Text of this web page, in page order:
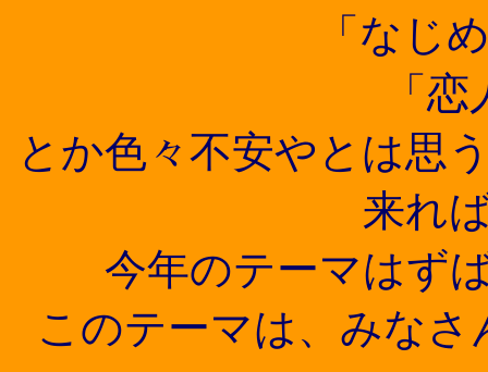
「なじ
「恋
とか色々不安やとは思
来れ
今年のテーマはず
このテーマは、みな